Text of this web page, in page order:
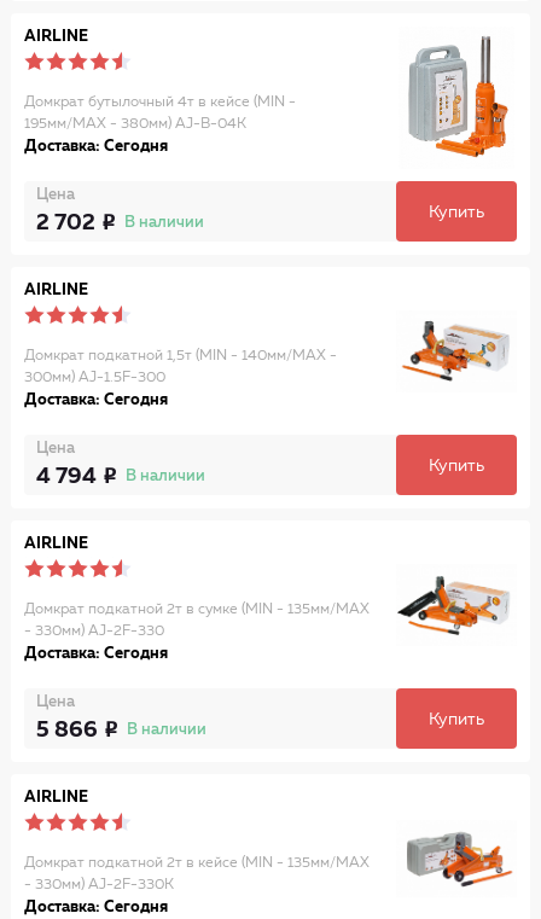
AIRLINE
Домкрат бутылочный 4т в кейсе (MIN -
195мм/MAX - 380мм) AJ-B-04K
Доставка: Сегодня
Цена
2 702 В наличии
Купить
AIRLINE
Домкрат подкатной 1,5т (MIN - 140мм/MAX -
300мм) AJ-1.5F-300
Доставка: Сегодня
Цена
4 794 В наличии
Купить
AIRLINE
Домкрат подкатной 2т в сумке (MIN - 135мм/MAX
- 330мм) AJ-2F-330
Доставка: Сегодня
Цена
5 866 В наличии
Купить
AIRLINE
Домкрат подкатной 2т в кейсе (MIN - 135мм/MAX
- 330мм) AJ-2F-330K
Доставка: Сегодня